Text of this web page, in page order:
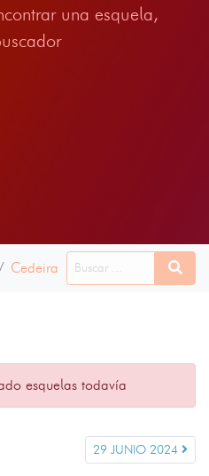
una esquela,
Cedeira 28 JUNIO 2024
esquelas todavía
29 JUNIO 2024